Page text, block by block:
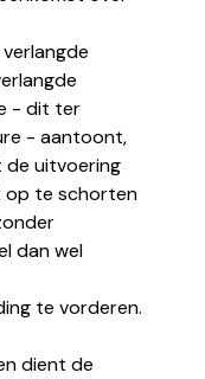
- dit ter
- aantoont,
de uitvoering
op te schorten
dan wel
te vorderen.
dient de